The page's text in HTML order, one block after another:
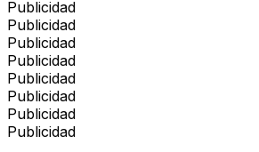
Publicidad
Publicidad
Publicidad
Publicidad
Publicidad
Publicidad
Publicidad
Publicidad